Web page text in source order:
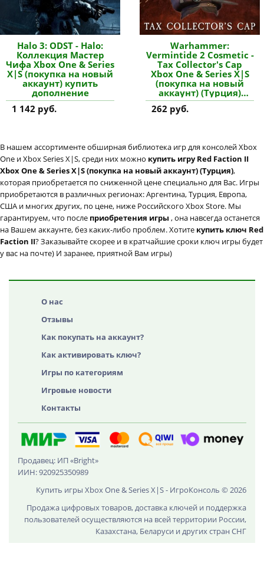
Halo 3: ODST - Halo:
Коллекция Мастер
Чифа Xbox One & Series
X|S (покупка на новый
аккаунт) купить
дополнение
1 142 руб.
Warhammer:
Vermintide 2 Cosmetic -
Tax Collector's Cap
Xbox One & Series X|S
(покупка на новый
аккаунт) (Турция)
купить дополнение
262 руб.
В нашем ассортименте обширная библиотека игр для консолей Xbox
One и Xbox Series X|S, среди них можно купить игру Red Faction II
Xbox One & Series X|S (покупка на новый аккаунт) (Турция),
которая приобретается по сниженной цене специально для Вас. Игры
приобретаются в различных регионах: Аргентина, Турция, Европа,
США и многих других, по цене, ниже Российского Xbox Store. Мы
гарантируем, что после приобретения игры , она навсегда останется
на Вашем аккаунте, без каких-либо проблем. Хотите купить ключ Red
Faction II? Заказывайте скорее и в кратчайшие сроки ключ игры будет
у вас на почте) И заранее, приятной Вам игры)
О нас
Отзывы
Как покупать на аккаунт?
Как активировать ключ?
Игры по категориям
Игровые новости
Контакты
Продавец: ИП «Bright»
ИИН: 920925350989
Купить игры Xbox One & Series X|S - ИгроКонсоль © 2026
Продажа цифровых товаров, доставка ключей и поддержка
пользователей осуществляются на всей территории России,
Казахстана, Беларуси и других стран СНГ